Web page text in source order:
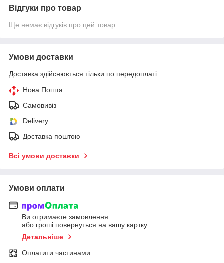
Відгуки про товар
Ще немає відгуків про цей товар
Умови доставки
Доставка здійснюється тільки по передоплаті.
Нова Пошта
Самовивіз
Delivery
Доставка поштою
Всі умови доставки
Умови оплати
Ви отримаєте замовлення
або гроші повернуться на вашу картку
Детальніше
Оплатити частинами